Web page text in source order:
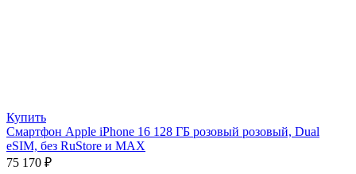
Купить
Смартфон Apple iPhone 16 128 ГБ розовый розовый, Dual
eSIM, без RuStore и MAX
75 170 ₽